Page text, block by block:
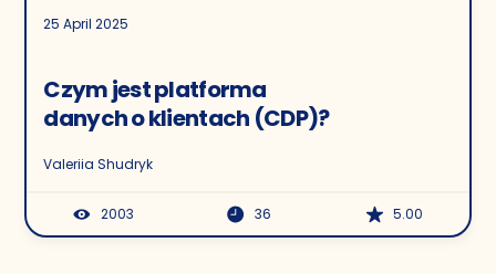
25 April 2025
Czym jest platforma
danych o klientach (CDP)?
Valeriia Shudryk
2003 36 5.00